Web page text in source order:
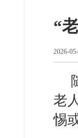
“
2026-
老
惕